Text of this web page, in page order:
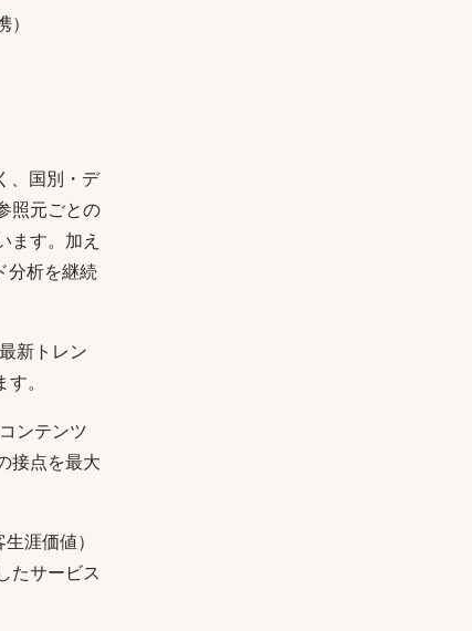
）
、国別・デ
照元ごとの
ます。加え
分析を継続
新トレン
。
ンテンツ
接点を最大
涯価値）
たサービス